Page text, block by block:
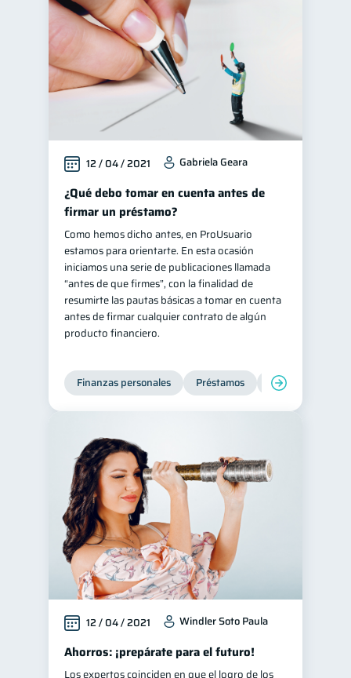
Criptomonedas
Educación financiera
Finanzas para jóvenes
Control de deudas 30
Finanzas familiares
Inclusión financiera 22
Bienestar financiero 22
Finanzas para mujeres 20
Salud financiera 12
Productos financieros 11
Organización Financiera 10
Préstamos Ahorro
Tarjeta de crédito 6
Historial crediticio
Servicios
Superintendencia de Bancos
Cuenta Abandonada 2
Inversiones 2
Cuenta Inactiva
Finanzas Personales
Finanzas en Pareja 1
Educación Financiera 1
Fraudes 1 Mipymes 1
inversiones
12 / 04 / 2021 Gabriela Geara
¿Qué debo tomar en cuenta antes de
firmar un préstamo?
Como hemos dicho antes, en ProUsuario
estamos para orientarte. En esta ocasión
iniciamos una serie de publicaciones llamada
“antes de que firmes”, con la finalidad de
resumirte las pautas básicas a tomar en cuenta
antes de firmar cualquier contrato de algún
producto financiero.
Finanzas personales Préstamos Entidad
12 / 04 / 2021 Windler Soto Paula
Ahorros: ¡prepárate para el futuro!
Los expertos coinciden en que el logro de los